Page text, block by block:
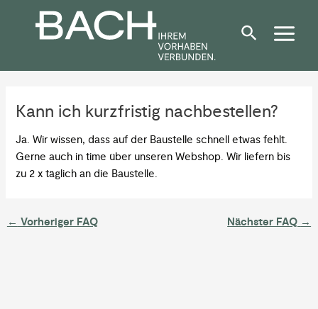
springen
Kann ich kurzfristig nachbestellen?
Ja. Wir wissen, dass auf der Baustelle schnell etwas fehlt.
Gerne auch in time über unseren Webshop. Wir liefern bis
zu 2 x täglich an die Baustelle.
navigation
← Vorheriger FAQ Nächster FAQ →